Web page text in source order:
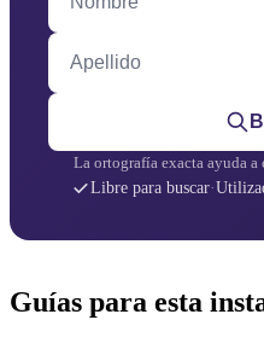
Apellido
La ortografía exacta ayuda a
Libre para buscar·
Guías para esta